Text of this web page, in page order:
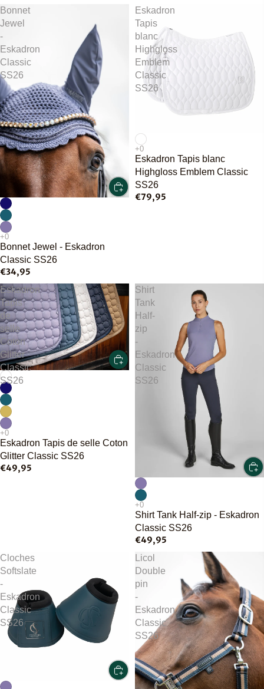
Bonnet
Jewel
-
Eskadron
Classic
SS26
Bonnet Jewel - Eskadron
Classic SS26
€34,95
Eskadron
Tapis
blanc
Highgloss
Emblem
Classic
SS26
Eskadron Tapis blanc
Highgloss Emblem Classic
SS26
€79,95
Eskadron
Tapis
de
selle
Coton
Glitter
Classic
SS26
Eskadron Tapis de selle Coton
Glitter Classic SS26
€49,95
Shirt
Tank
Half-
zip
-
Eskadron
Classic
SS26
Shirt Tank Half-zip - Eskadron
Classic SS26
€49,95
Cloches
Softslate
-
Eskadron
Classic
SS26
Licol
Double
pin
-
Eskadron
Classic
SS26